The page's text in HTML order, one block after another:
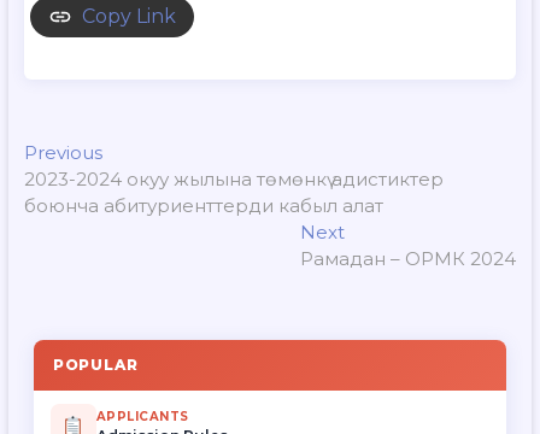
Copy Link
Post
navigation
PreviousPrevious
post:
2023-2024 окуу жылына төмөнкү адистиктер
боюнча абитуриенттерди кабыл алат
NextNext
post:
Рамадан – ОРМК 2024
POPULAR
APPLICANTS